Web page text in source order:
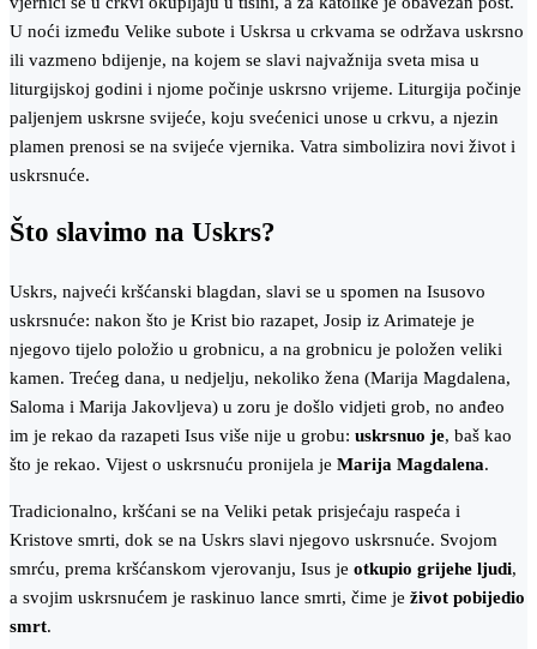
U noći između Velike subote i Uskrsa u crkvama se održava uskrsno
ili vazmeno bdijenje, na kojem se slavi najvažnija sveta misa u
liturgijskoj godini i njome počinje uskrsno vrijeme. Liturgija počinje
paljenjem uskrsne svijeće, koju svećenici unose u crkvu, a njezin
plamen prenosi se na svijeće vjernika. Vatra simbolizira novi život i
uskrsnuće.
Što slavimo na Uskrs?
Uskrs, najveći kršćanski blagdan, slavi se u spomen na Isusovo
uskrsnuće: nakon što je Krist bio razapet, Josip iz Arimateje je
njegovo tijelo položio u grobnicu, a na grobnicu je položen veliki
kamen. Trećeg dana, u nedjelju, nekoliko žena (Marija Magdalena,
Saloma i Marija Jakovljeva) u zoru je došlo vidjeti grob, no anđeo
im je rekao da razapeti Isus više nije u grobu: uskrsnuo je, baš kao
što je rekao. Vijest o uskrsnuću pronijela je Marija Magdalena.
Tradicionalno, kršćani se na Veliki petak prisjećaju raspeća i
Kristove smrti, dok se na Uskrs slavi njegovo uskrsnuće. Svojom
smrću, prema kršćanskom vjerovanju, Isus je otkupio grijehe ljudi,
a svojim uskrsnućem je raskinuo lance smrti, čime je život pobijedio
smrt.